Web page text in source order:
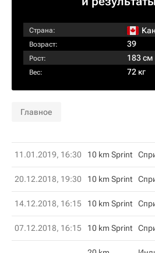
Страна:
Возраст: 39
Рост: 183 см
Вес: 72 кг
Главное
11.01.2019, 16:30 10 km Sprint
20.12.2018, 19:30 10 km Sprint
14.12.2018, 16:15 10 km Sprint
07.12.2018, 16:15 10 km Sprint